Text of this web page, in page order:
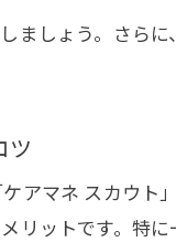
ましょう。さら
ツ
アマネ スカウ
リットです。特